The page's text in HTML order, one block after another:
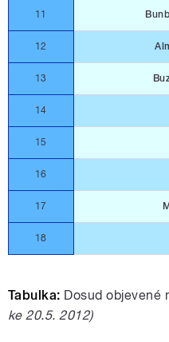
11
12
13
14
15
16
17
18
Tabulka: Dosud objevené
ke 20.5. 2012)